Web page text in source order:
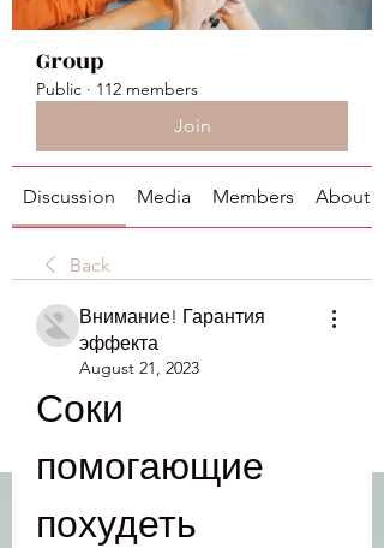
Group
Public · 112 members
Join
Discussion Media Members About
Back
Внимание! Гарантия
эффекта
August 21, 2023
Соки
помогающие
похудеть